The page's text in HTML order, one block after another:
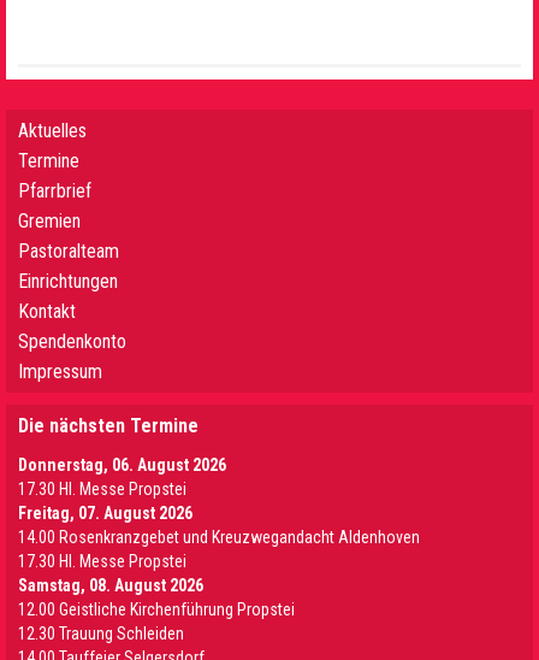
Aktuelles
Termine
Pfarrbrief
Gremien
Pastoralteam
Einrichtungen
Kontakt
Spendenkonto
Impressum
Die nächsten Termine
Donnerstag, 06. August 2026
17.30 Hl. Messe Propstei
Freitag, 07. August 2026
14.00 Rosenkranzgebet und Kreuzwegandacht Aldenhoven
17.30 Hl. Messe Propstei
Samstag, 08. August 2026
12.00 Geistliche Kirchenführung Propstei
12.30 Trauung Schleiden